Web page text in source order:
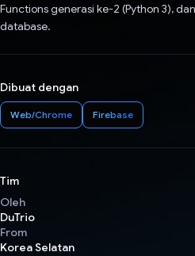
Functions generasi ke-2 (Python 3),
database.
Dibuat dengan
Web/Chrome Firebase
Tim
Oleh
DuTrio
From
Korea Selatan